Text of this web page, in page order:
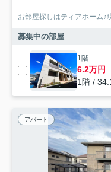
お部屋探しはティアホーム♪
募集中の部屋
1階
6.2万円
1階 /
アパート